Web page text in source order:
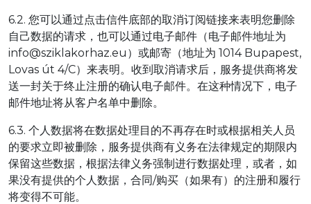
6.2. 您可以通过点击信件底部的取消订阅链接来表明您删除
自己数据的请求，也可以通过电子邮件（电子邮件地址为
info@sziklakorhaz.eu）或邮寄（地址为 1014 Bupapest,
Lovas út 4/C）来表明。收到取消请求后，服务提供商将发
送一封关于终止注册的确认电子邮件。在这种情况下，电子
邮件地址将从客户名单中删除。
6.3. 个人数据将在数据处理目的不再存在时或根据相关人员
的要求立即被删除，服务提供商有义务在法律规定的期限内
保留这些数据，根据法律义务强制进行数据处理，或者，如
果没有提供的个人数据，合同/购买（如果有）的注册和履行
将变得不可能。